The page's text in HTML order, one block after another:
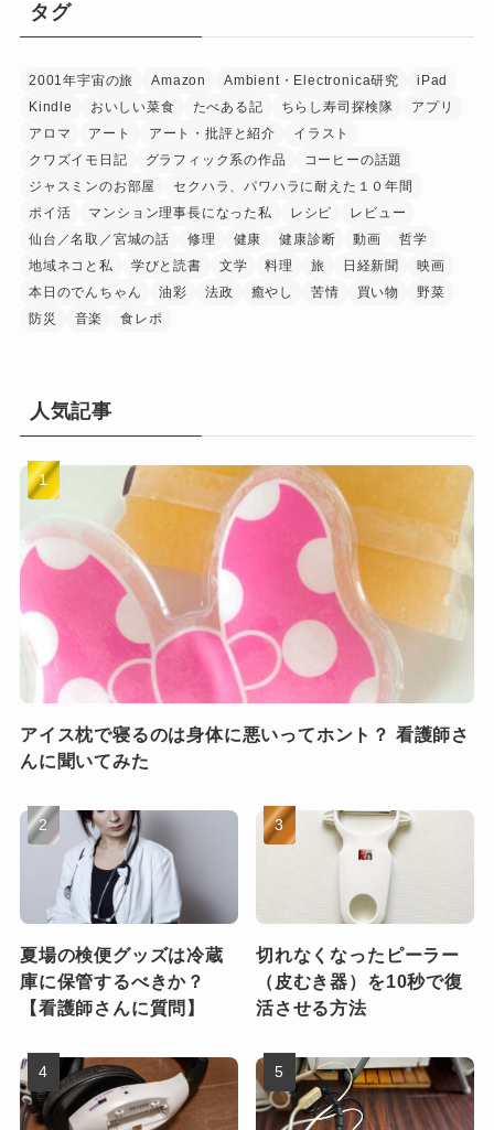
タグ
2001年宇宙の旅 Amazon Ambient・Electronica研究
iPad
Kindle
おいしい菜食 たべある記 ちらし寿司探検隊
アプリ
アロマ
アート アート・批評と紹介
イラスト
クワズイモ日記
グラフィック系の作品
コーヒーの話題
ジャスミンのお部屋
セクハラ、パワハラに耐えた１０年間
ポイ活
マンション理事長になった私 レシピ
レビュー
仙台／名取／宮城の話
修理 健康 健康診断 動画
哲学
地域ネコと私
学びと読書 文学 料理 旅 日経新聞
映画
本日のでんちゃん
油彩 法政 癒やし 苦情 買い物
野菜
防災
音楽 食レポ
人気記事
アイス枕で寝るのは身体に悪いってホント？ 看護師さ
んに聞いてみた
夏場の検便グッズは冷蔵
庫に保管するべきか？
【看護師さんに質問】
切れなくなったピーラー
（皮むき器）を10秒で復
活させる方法